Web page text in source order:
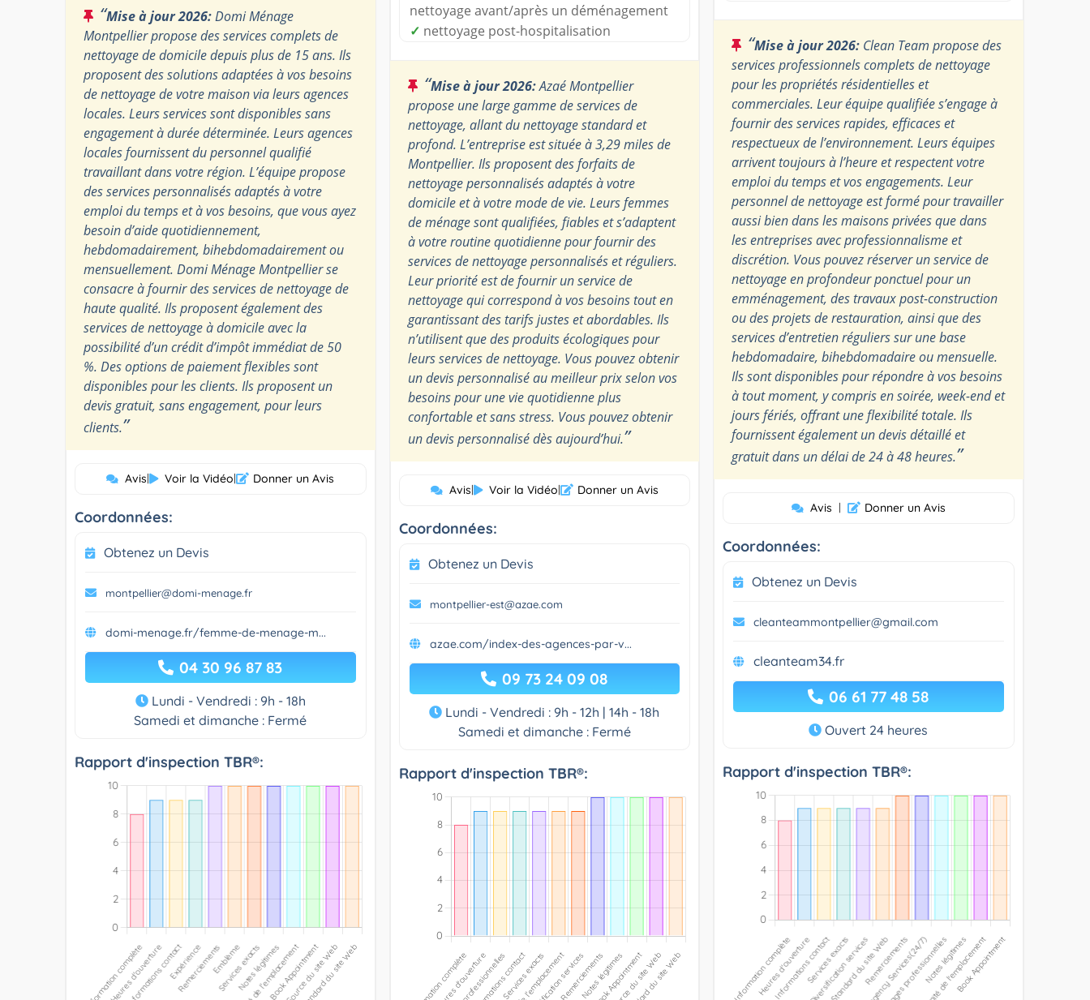
“Mise à jour 2026:Domi Ménage
Montpellier propose des services complets de
nettoyage de domicile depuis plus de 15 ans. Ils
proposent des solutions adaptées à vos besoins
de nettoyage de votre maison via leurs agences
locales. Leurs services sont disponibles sans
engagement à durée déterminée. Leurs agences
locales fournissent du personnel qualifié
travaillant dans votre région. L’équipe propose
des services personnalisés adaptés à votre
emploi du temps et à vos besoins, que vous ayez
besoin d’aide quotidiennement,
hebdomadairement, bihebdomadairement ou
mensuellement. Domi Ménage Montpellier se
consacre à fournir des services de nettoyage de
haute qualité. Ils proposent également des
services de nettoyage à domicile avec la
possibilité d’un crédit d’impôt immédiat de 50
%. Des options de paiement flexibles sont
disponibles pour les clients. Ils proposent un
devis gratuit, sans engagement, pour leurs
clients.”
Avis| Voir la Vidéo| Donner un Avis
Coordonnées:
Obtenez un Devis
montpellier@domi-menage.fr
domi-menage.fr/femme-de-menage-m...
04 30 96 87 83
Lundi - Vendredi : 9h - 18h
Samedi et dimanche : Fermé
Rapport d'inspection TBR®:
nettoyage avant/après un déménagement
✓ nettoyage post-hospitalisation
“Mise à jour 2026:Azaé Montpellier
propose une large gamme de services de
nettoyage, allant du nettoyage standard et
profond. L’entreprise est située à 3,29 miles de
Montpellier. Ils proposent des forfaits de
nettoyage personnalisés adaptés à votre
domicile et à votre mode de vie. Leurs femmes
de ménage sont qualifiées, fiables et s’adaptent
à votre routine quotidienne pour fournir des
services de nettoyage personnalisés et réguliers.
Leur priorité est de fournir un service de
nettoyage qui correspond à vos besoins tout en
garantissant des tarifs justes et abordables. Ils
n’utilisent que des produits écologiques pour
leurs services de nettoyage. Vous pouvez obtenir
un devis personnalisé au meilleur prix selon vos
besoins pour une vie quotidienne plus
confortable et sans stress. Vous pouvez obtenir
un devis personnalisé dès aujourd’hui.”
Avis| Voir la Vidéo| Donner un Avis
Coordonnées:
Obtenez un Devis
montpellier-est@azae.com
azae.com/index-des-agences-par-v...
09 73 24 09 08
Lundi - Vendredi : 9h - 12h | 14h - 18h
Samedi et dimanche : Fermé
Rapport d'inspection TBR®:
“Mise à jour 2026: Clean Team propose des
services professionnels complets de nettoyage
pour les propriétés résidentielles et
commerciales. Leur équipe qualifiée s’engage à
fournir des services rapides, efficaces et
respectueux de l’environnement. Leurs équipes
arrivent toujours à l’heure et respectent votre
emploi du temps et vos engagements. Leur
personnel de nettoyage est formé pour travailler
aussi bien dans les maisons privées que dans
les entreprises avec professionnalisme et
discrétion. Vous pouvez réserver un service de
nettoyage en profondeur ponctuel pour un
emménagement, des travaux post-construction
ou des projets de restauration, ainsi que des
services d’entretien réguliers sur une base
hebdomadaire, bihebdomadaire ou mensuelle.
Ils sont disponibles pour répondre à vos besoins
à tout moment, y compris en soirée, week-end et
jours fériés, offrant une flexibilité totale. Ils
fournissent également un devis détaillé et
gratuit dans un délai de 24 à 48 heures.”
Avis | Donner un Avis
Coordonnées:
Obtenez un Devis
cleanteammontpellier@gmail.com
cleanteam34.fr
06 61 77 48 58
Ouvert 24 heures
Rapport d'inspection TBR®: